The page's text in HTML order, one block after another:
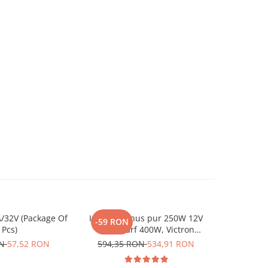
(Package Of
57,52 RON
-59 RON
Invertor sinus pur 250W 12V
230V, varf 400W, Victron
Phoenix, pentru auto, panouri
594,35 RON534,91 RON